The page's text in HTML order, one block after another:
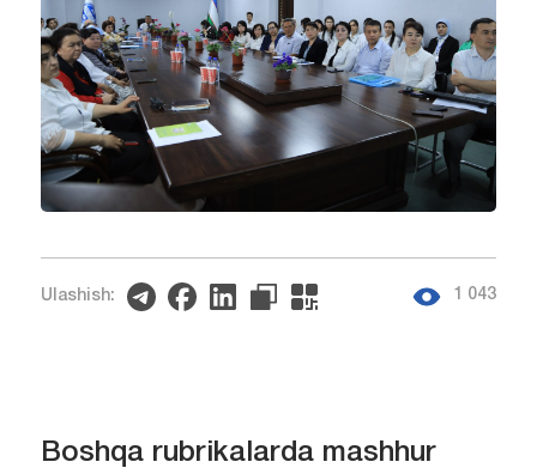
Ulashish: 1 043
Boshqa rubrikalarda mashhur